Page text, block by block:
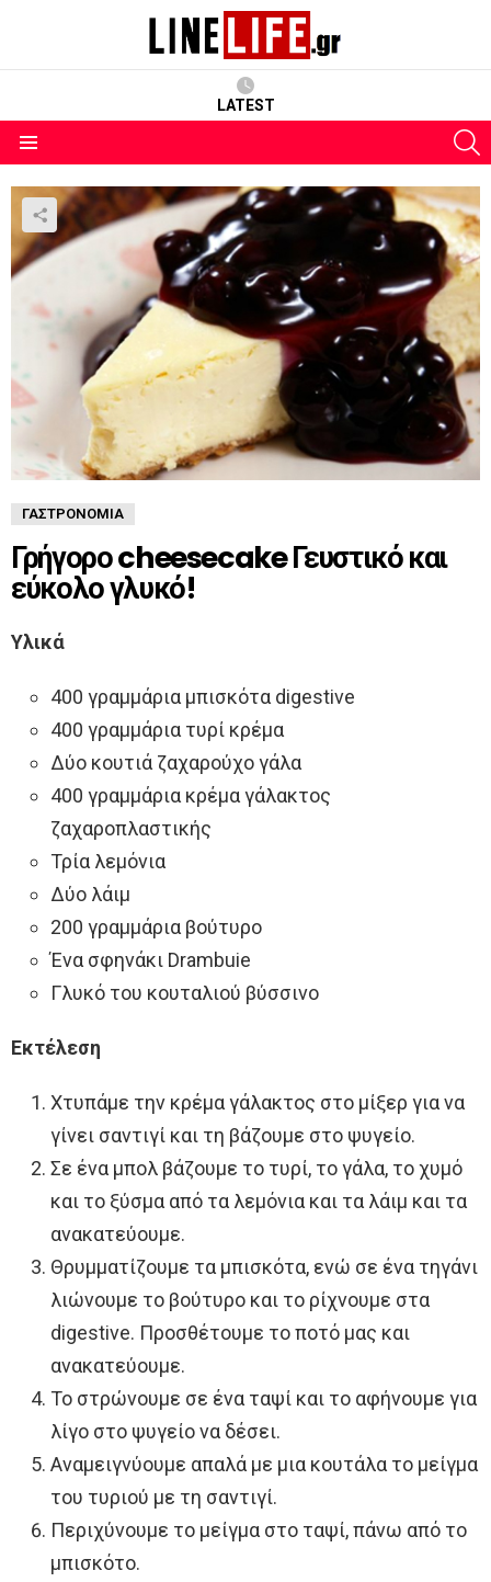
LATEST
ΓΑΣΤΡΟΝΟΜΊΑ
Γρήγορο cheesecake Γευστικό και
εύκολο γλυκό!
Υλικά
400 γραμμάρια μπισκότα digestive
400 γραμμάρια τυρί κρέμα
Δύο κουτιά ζαχαρούχο γάλα
400 γραμμάρια κρέμα γάλακτος
ζαχαροπλαστικής
Τρία λεμόνια
Δύο λάιμ
200 γραμμάρια βούτυρο
Ένα σφηνάκι Drambuie
Γλυκό του κουταλιού βύσσινο
Εκτέλεση
Χτυπάμε την κρέμα γάλακτος στο μίξερ για να
γίνει σαντιγί και τη βάζουμε στο ψυγείο.
Σε ένα μπολ βάζουμε το τυρί, το γάλα, το χυμό
και το ξύσμα από τα λεμόνια και τα λάιμ και τα
ανακατεύουμε.
Θρυμματίζουμε τα μπισκότα, ενώ σε ένα τηγάνι
λιώνουμε το βούτυρο και το ρίχνουμε στα
digestive. Προσθέτουμε το ποτό μας και
ανακατεύουμε.
Το στρώνουμε σε ένα ταψί και το αφήνουμε για
λίγο στο ψυγείο να δέσει.
Αναμειγνύουμε απαλά με μια κουτάλα το μείγμα
του τυριού με τη σαντιγί.
Περιχύνουμε το μείγμα στο ταψί, πάνω από το
μπισκότο.